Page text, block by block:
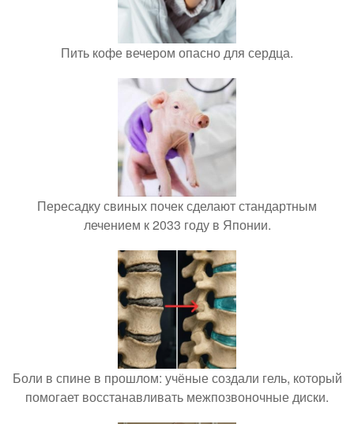
Пить кофе вечером опасно для сердца.
Пересадку свиных почек сделают стандартным
лечением к 2033 году в Японии.
Боли в спине в прошлом: учёные создали гель, который
помогает восстанавливать межпозвоночные диски.